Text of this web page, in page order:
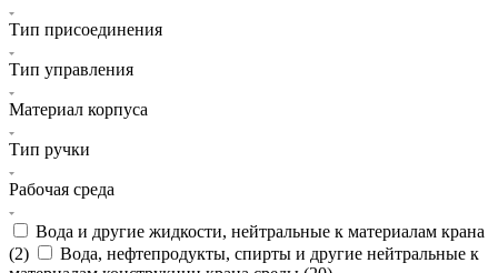
Тип присоединения
Тип управления
Материал корпуса
Тип ручки
Рабочая среда
Вода и другие жидкости, нейтральные к материалам крана
(2)
Вода, нефтепродукты, спирты и другие нейтральные к